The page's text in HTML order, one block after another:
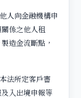
人向金融機構申
係之他人租
造金流斷點，
法所定客戶審
入出境申報等